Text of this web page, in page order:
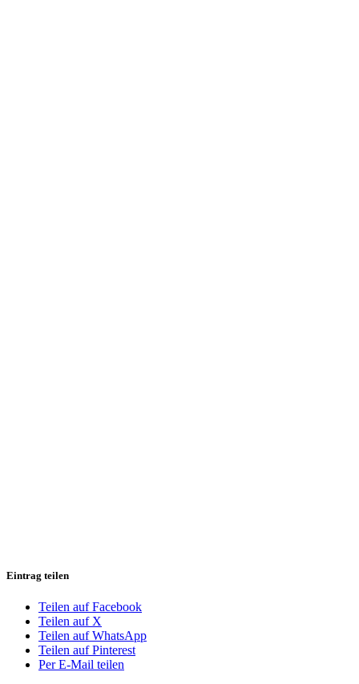
Eintrag teilen
Teilen auf Facebook
Teilen auf X
Teilen auf WhatsApp
Teilen auf Pinterest
Per E-Mail teilen